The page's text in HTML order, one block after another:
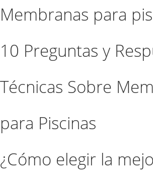
Membranas para
10 Preguntas y
Técnicas Sobre
para Piscinas
¿Cómo elegir la